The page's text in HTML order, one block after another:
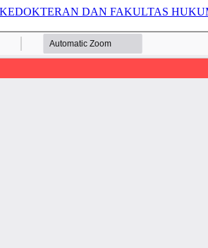
DAN FAKULTAS